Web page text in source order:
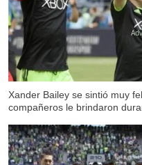
Xander Bailey se sintió muy
compañeros le brindaron